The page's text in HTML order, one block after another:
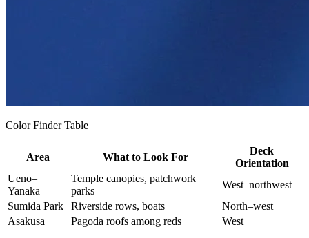
Color Finder Table
Area What to Look For
Deck
Orientation
Ueno–
Yanaka
Temple canopies, patchwork
parks
West–northwest
Sumida Park
Riverside rows, boats
North–west
Asakusa
Pagoda roofs among reds West